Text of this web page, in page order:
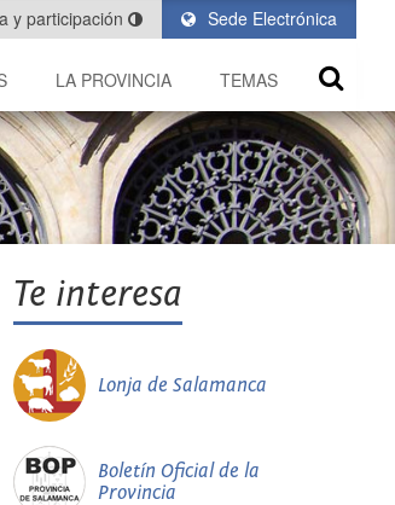
Sede Electrónica
y participación
LA PROVINCIA TEMAS
Te interesa
Lonja de Salamanca
Boletín Oficial de la
Provincia